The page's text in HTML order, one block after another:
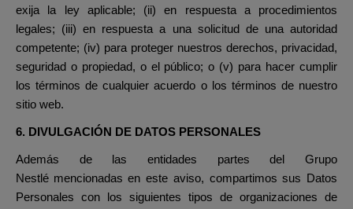
exija la ley aplicable; (ii) en respuesta a procedimientos
legales; (iii) en respuesta a una solicitud de una autoridad
competente; (iv) para proteger nuestros derechos, privacidad,
seguridad o propiedad, o el público; o (v) para hacer cumplir
los términos de cualquier acuerdo o los términos de nuestro
sitio web.
6. DIVULGACIÓN DE DATOS PERSONALES
Además de las entidades partes del Grupo
Nestlé mencionadas en este aviso, compartimos sus Datos
Personales con los siguientes tipos de organizaciones de